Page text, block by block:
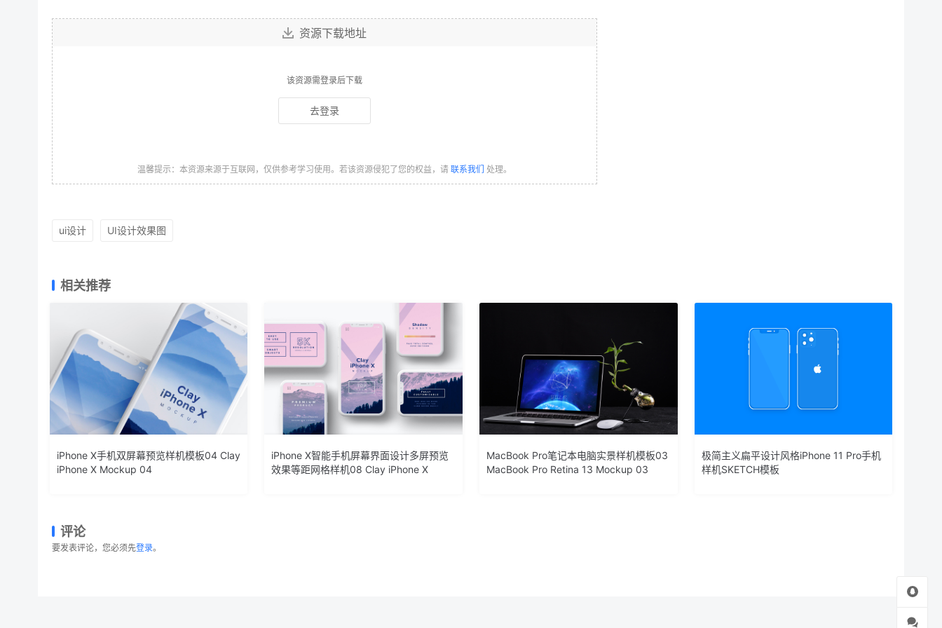
资源下载地址
该资源需登录后下载
去登录
温馨提示：本资源来源于互联网，仅供参考学习使用。若该资源侵犯了您的权益，请 联系我们 处理。
ui设计 UI设计效果图
相关推荐
iPhone X手机双屏幕预览样机模板04 Clay
iPhone X Mockup 04
iPhone X智能手机屏幕界面设计多屏预览
效果等距网格样机08 Clay iPhone X
MacBook Pro笔记本电脑实景样机模板03
MacBook Pro Retina 13 Mockup 03
极简主义扁平设计风格iPhone 11 Pro手机
样机SKETCH模板
评论
要发表评论，您必须先登录。